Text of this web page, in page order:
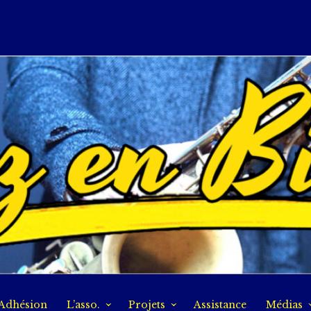
L’asso. Projets Assistance Médias